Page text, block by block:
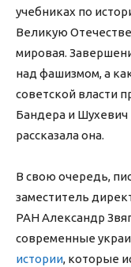
учебниках по
Великую
мировая.
над фашизмом, а
советской власти
Бандера и Шухевич
рассказала она.
В свою очередь,
заместитель
РАН Александр
современные
истории, которые